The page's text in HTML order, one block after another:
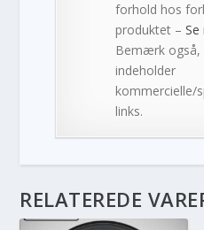
forhold hos
produktet –
Bemærk også,
indeholder
kommercielle/
links.
RELATEREDE